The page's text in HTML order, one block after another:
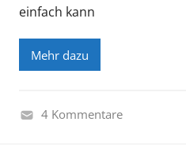
einfach kann
Mehr dazu
4 Kommentare